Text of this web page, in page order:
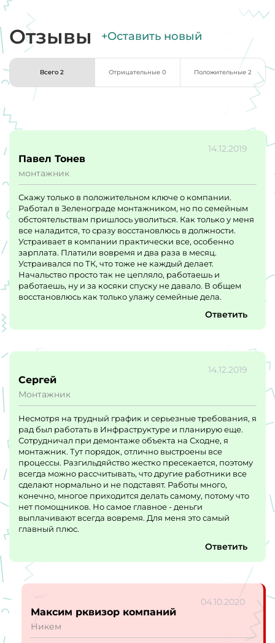
Отзывы +Оставить новый
Всего 2 Отрицательные 0 Положительные 2
14.12.2019
Павел Тонев
монтажник
Скажу только в положительном ключе о компании.
Работал в Зеленограде монтажником, но по семейным
обстоятельствам пришлось уволиться. Как только у меня
все наладится, то сразу восстановлюсь в должности.
Устраивает в компании практически все, особенно
зарплата. Платили вовремя и два раза в месяц.
Устраивался по ТК, что тоже не каждый делает.
Начальство просто так не цепляло, работаешь и
работаешь, ну и за косяки спуску не давало. В общем
восстановлюсь как только улажу семейные дела.
Ответить
14.12.2019
Сергей
Монтажник
Несмотря на трудный график и серьезные требования, я
рад был работать в Инфраструктуре и планирую еще.
Сотрудничал при демонтаже объекта на Сходне, я
монтажник. Тут порядок, отлично выстроены все
процессы. Разгильдяйство жестко пресекается, поэтому
всегда можно рассчитывать, что другие работники все
сделают нормально и не подставят. Работы много,
конечно, многое приходится делать самому, потому что
нет помощников. Но самое главное - деньги
выплачивают всегда вовремя. Для меня это самый
главный плюс.
Ответить
04.10.2020
Максим рквизор компаний
Никем